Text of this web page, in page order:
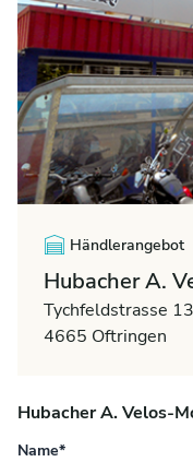
Händlerangebot
Hubacher A.
Tychfeldstrasse 13
4665 Oftringen
Hubacher A. Velos-
Name*